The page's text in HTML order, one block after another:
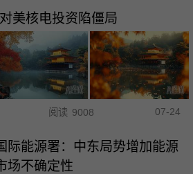
美核电投资陷僵局
阅读 9008 07-24
际能源署：中东局势增加能源
场不确定性